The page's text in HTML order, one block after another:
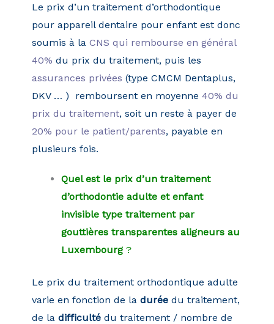
Le prix d’un traitement d’orthodontique
pour appareil dentaire pour enfant est donc
soumis à la CNS qui rembourse en général
40% du prix du traitement, puis les
assurances privées (type CMCM Dentaplus,
DKV … ) remboursent en moyenne 40% du
prix du traitement, soit un reste à payer de
20% pour le patient/parents, payable en
plusieurs fois.
Quel est le prix d’un traitement
d’orthodontie adulte et enfant
invisible type traitement par
gouttières transparentes aligneurs au
Luxembourg ?
Le prix du traitement orthodontique adulte
varie en fonction de la durée du traitement,
de la difficulté du traitement / nombre de